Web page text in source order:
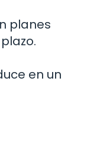
planes
en un